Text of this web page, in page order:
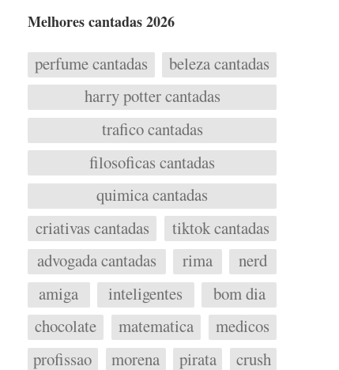
Melhores cantadas 2026
perfume cantadas
beleza cantadas
harry potter cantadas
trafico cantadas
filosoficas cantadas
quimica cantadas
criativas cantadas
tiktok cantadas
advogada cantadas
rima
nerd
amiga
inteligentes
bom dia
chocolate
matematica
medicos
profissao
morena pirata
crush